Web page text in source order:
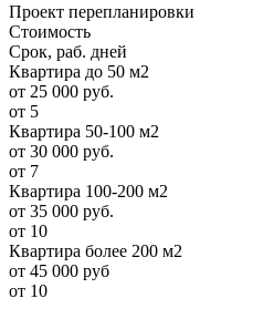
Проект перепланировки
Стоимость
Срок, раб. дней
Квартира до 50 м2
от 25 000 руб.
от 5
Квартира 50-100 м2
от 30 000 руб.
от 7
Квартира 100-200 м2
от 35 000 руб.
от 10
Квартира более 200 м2
от 45 000 руб
от 10